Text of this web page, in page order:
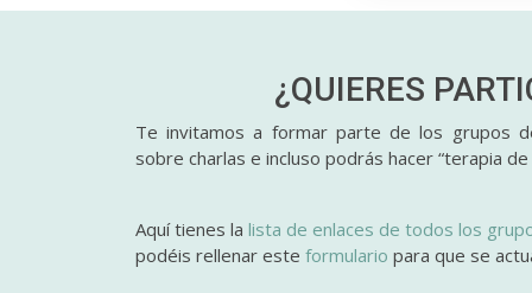
¿QUIERES
Te invitamos a formar parte de los grupos
sobre charlas e incluso podrás hacer “terapia de
Aquí tienes lalista de enlaces de todos los
podéis rellenar este formulario para que se